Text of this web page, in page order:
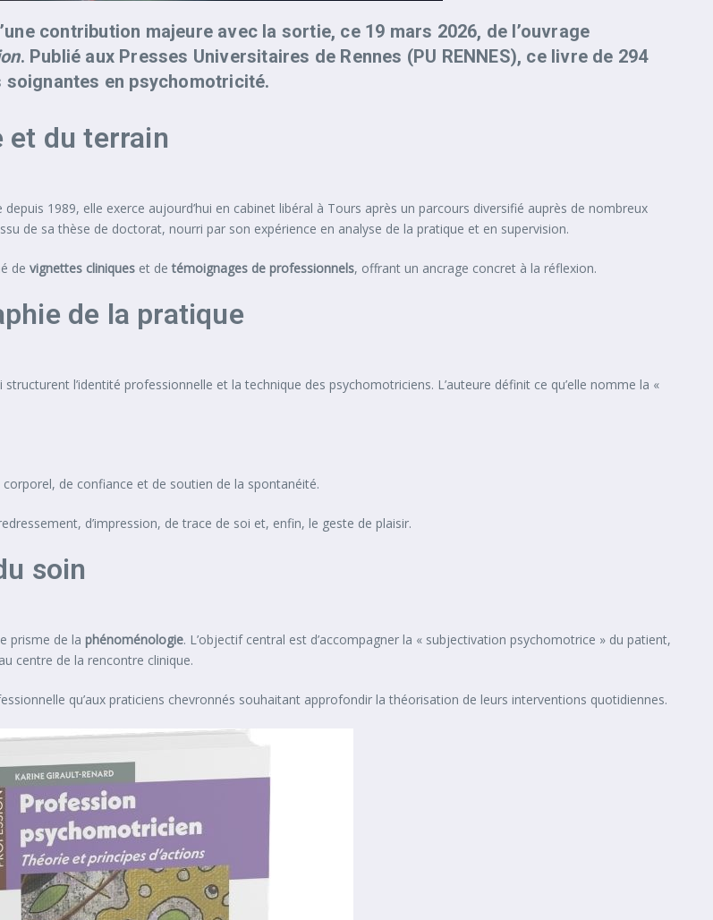
contribution majeure avec la sortie, ce 19 mars 2026, de l’ouvrage
. Publié aux Presses Universitaires de Rennes (PU RENNES), ce livre de 294
en psychomotricité.
et du terrain
depuis 1989, elle exerce aujourd’hui en cabinet libéral à Tours après un parcours diversifié auprès de nombreux
de sa thèse de doctorat, nourri par son expérience en analyse de la pratique et en supervision.
de vignettes cliniques et detémoignages de professionnels, offrant un ancrage concret à la réflexion.
de la pratique
structurent l’identité professionnelle et la technique des psychomotriciens. L’auteure définit ce qu’elle nomme la «
de confiance et de soutien de la spontanéité.
d’impression, de trace de soi et, enfin, le geste de plaisir.
soin
prisme de la phénoménologie. L’objectif central est d’accompagner la « subjectivation psychomotrice » du patient,
centre de la rencontre clinique.
qu’aux praticiens chevronnés souhaitant approfondir la théorisation de leurs interventions quotidiennes.